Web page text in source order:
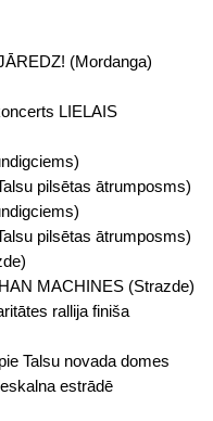
(Mordanga)
LIELAIS
pilsētas ātrumposms)
pilsētas ātrumposms)
MACHINES (Strazde)
rallija finiša
Talsu novada domes
estrādē